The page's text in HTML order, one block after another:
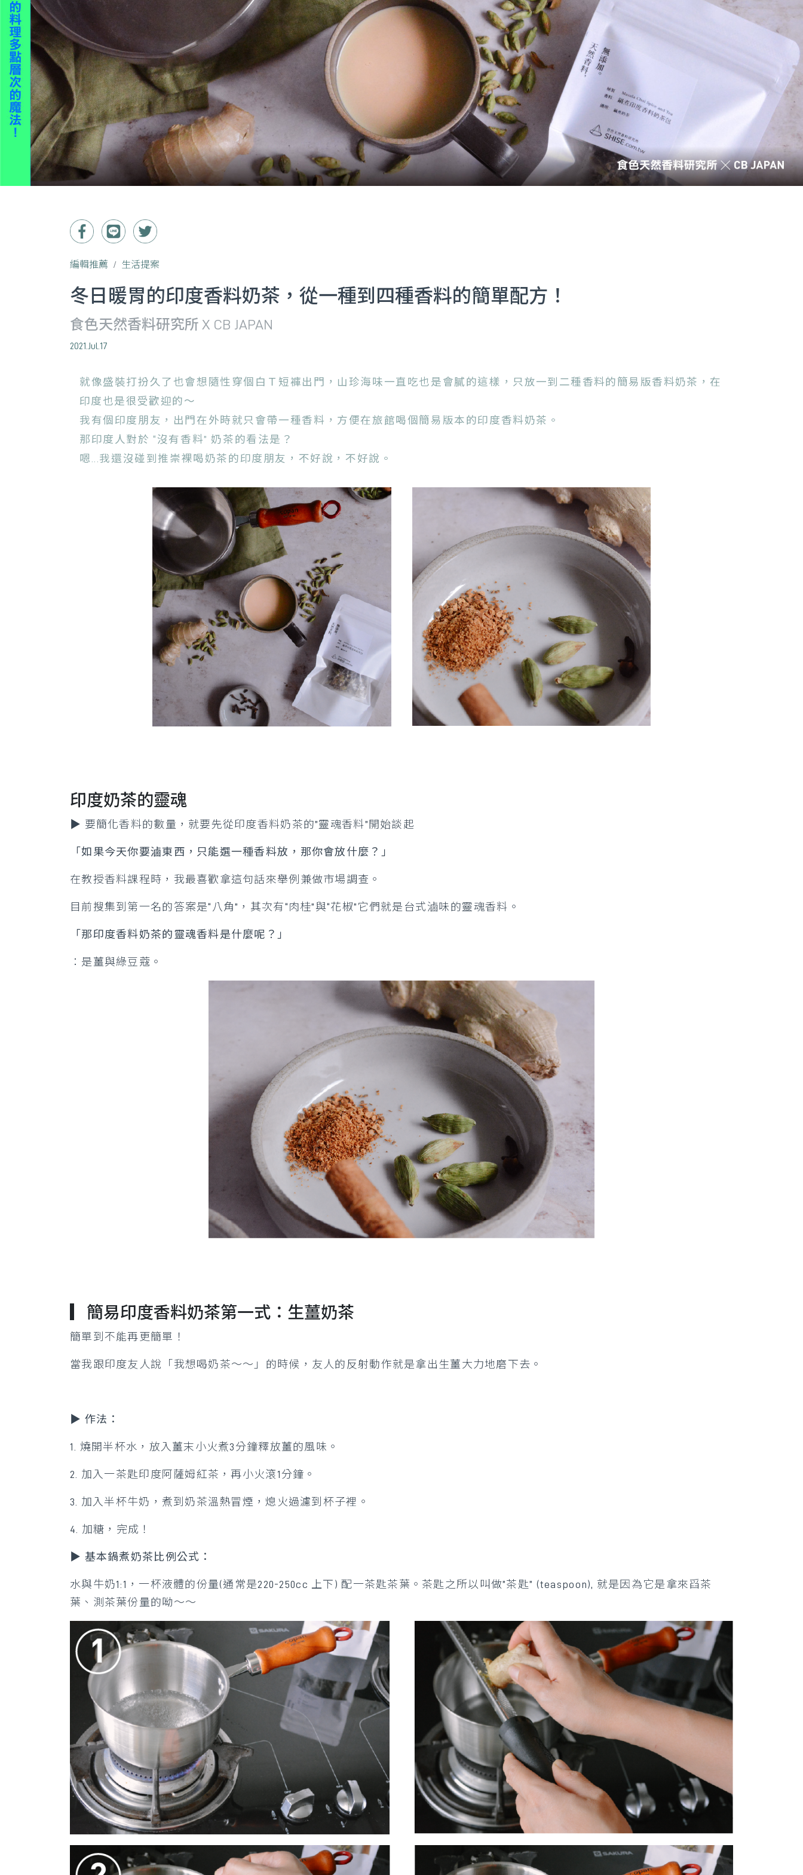
編輯推薦 生活提案
冬日暖胃的印度香料奶茶，從一種到四種香料的簡單配方！
食色天然香料研究所 X CB JAPAN
2021.Jul.17
就像盛裝打扮久了也會想隨性穿個白Ｔ短褲出門，山珍海味一直吃也是會膩的這樣， 只放一到二種香料的簡易版香料奶茶，在
印度也是很受歡迎的～
我有個印度朋友，出門在外時就只會帶一種香料，方便在旅館喝個簡易版本的印度香料奶茶。
那印度人對於 “沒有香料” 奶茶的看法是？
嗯...我還沒碰到推崇裸喝奶茶的印度朋友，不好說，不好說。
印度奶茶的靈魂
▶️ 要簡化香料的數量，就要先從印度香料奶茶的”靈魂香料”開始談起
「如果今天你要滷東西，只能選一種香料放，那你會放什麼？」
在教授香料課程時，我最喜歡拿這句話來舉例兼做市場調查。
目前搜集到第一名的答案是“八角”，其次有“肉桂”與“花椒” 它們就是台式滷味的靈魂香料。
「那印度香料奶茶的靈魂香料是什麼呢？」
：是薑與綠豆蔻。
▎簡易印度香料奶茶第一式：生薑奶茶
簡單到不能再更簡單！
當我跟印度友人說「我想喝奶茶～～」的時候，友人的反射動作就是拿出生薑大力地磨下去。
▶️ 作法：
1. 燒開半杯水，放入薑末小火煮3分鐘釋放薑的風味。
2. 加入一茶匙印度阿薩姆紅茶，再小火滾1分鐘。
3. 加入半杯牛奶，煮到奶茶溫熱冒煙，熄火過濾到杯子裡。
4. 加糖，完成！
▶️ 基本鍋煮奶茶比例公式：
水與牛奶1:1，一杯液體的份量(通常是220-250cc 上下) 配一茶匙茶葉。茶匙之所以叫做”茶匙” (teaspoon), 就是因為它是拿來舀茶
葉、測茶葉份量的呦～～